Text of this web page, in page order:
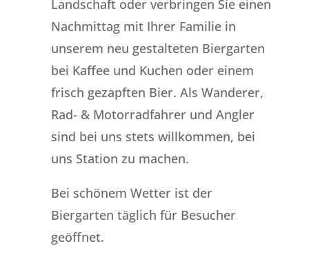
Landschaft oder verbringen Sie einen
Nachmittag mit Ihrer Familie in
unserem neu gestalteten Biergarten
bei Kaffee und Kuchen oder einem
frisch gezapften Bier. Als Wanderer,
Rad- & Motorradfahrer und Angler
sind bei uns stets willkommen, bei
uns Station zu machen.
Bei schönem Wetter ist der
Biergarten täglich für Besucher
geöffnet.